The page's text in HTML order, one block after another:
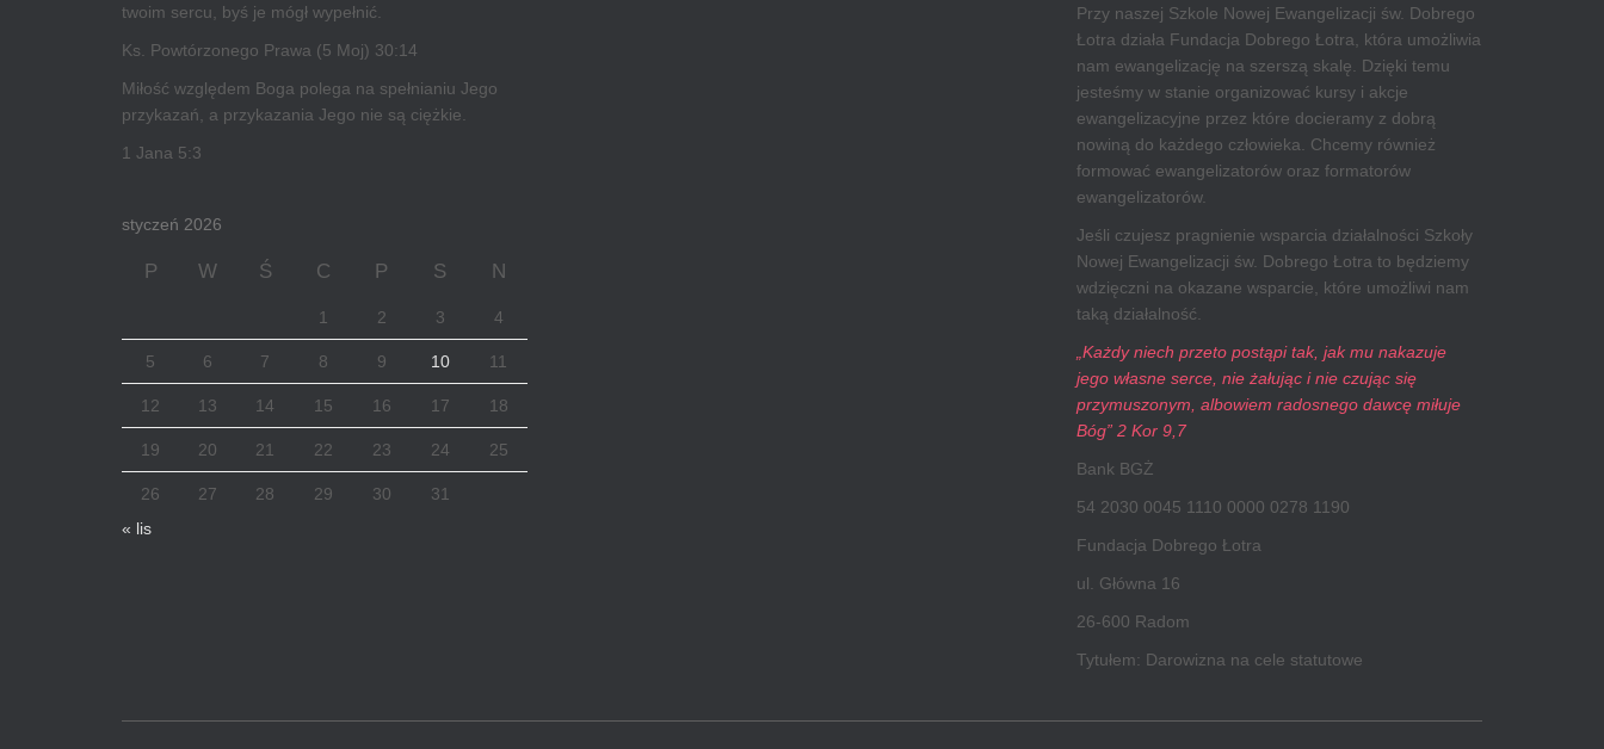
twoim sercu, byś je mógł wypełnić.
Ks. Powtórzonego Prawa (5 Moj) 30:14
Miłość względem Boga polega na spełnianiu Jego
przykazań, a przykazania Jego nie są ciężkie.
1 Jana 5:3
styczeń 2026
P W Ś C P S N
1 2 3 4
5 6 7 8 9 10 11
12 13 14 15 16 17 18
19 20 21 22 23 24 25
26 27 28 29 30
31
« lis
Przy naszej Szkole Nowej Ewangelizacji św. Dobrego
Łotra działa Fundacja Dobrego Łotra, która umożliwia
nam ewangelizację na szerszą skalę. Dzięki temu
jesteśmy w stanie organizować kursy i akcje
ewangelizacyjne przez które docieramy z dobrą
nowiną do każdego człowieka. Chcemy również
formować ewangelizatorów oraz formatorów
ewangelizatorów.
Jeśli czujesz pragnienie wsparcia działalności Szkoły
Nowej Ewangelizacji św. Dobrego Łotra to będziemy
wdzięczni na okazane wsparcie, które umożliwi nam
taką działalność.
„Każdy niech przeto postąpi tak, jak mu nakazuje
jego własne serce, nie żałując i nie czując się
przymuszonym, albowiem radosnego dawcę miłuje
Bóg” 2 Kor 9,7
Bank BGŻ
54 2030 0045 1110 0000 0278 1190
Fundacja Dobrego Łotra
ul. Główna 16
26-600 Radom
Tytułem: Darowizna na cele statutowe